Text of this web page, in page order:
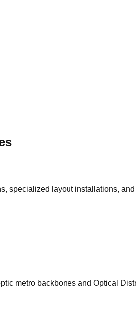
specialized layout installations,
metro backbones and Optical